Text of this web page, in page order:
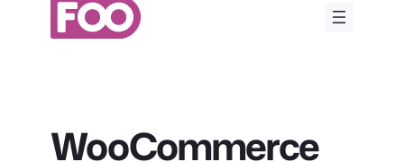
περιεχόμενο
WooCommerce